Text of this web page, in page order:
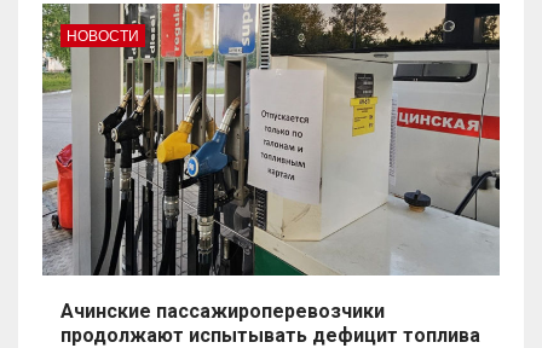
НОВОСТИ
Ачинские пассажироперевозчики
продолжают испытывать дефицит топлива